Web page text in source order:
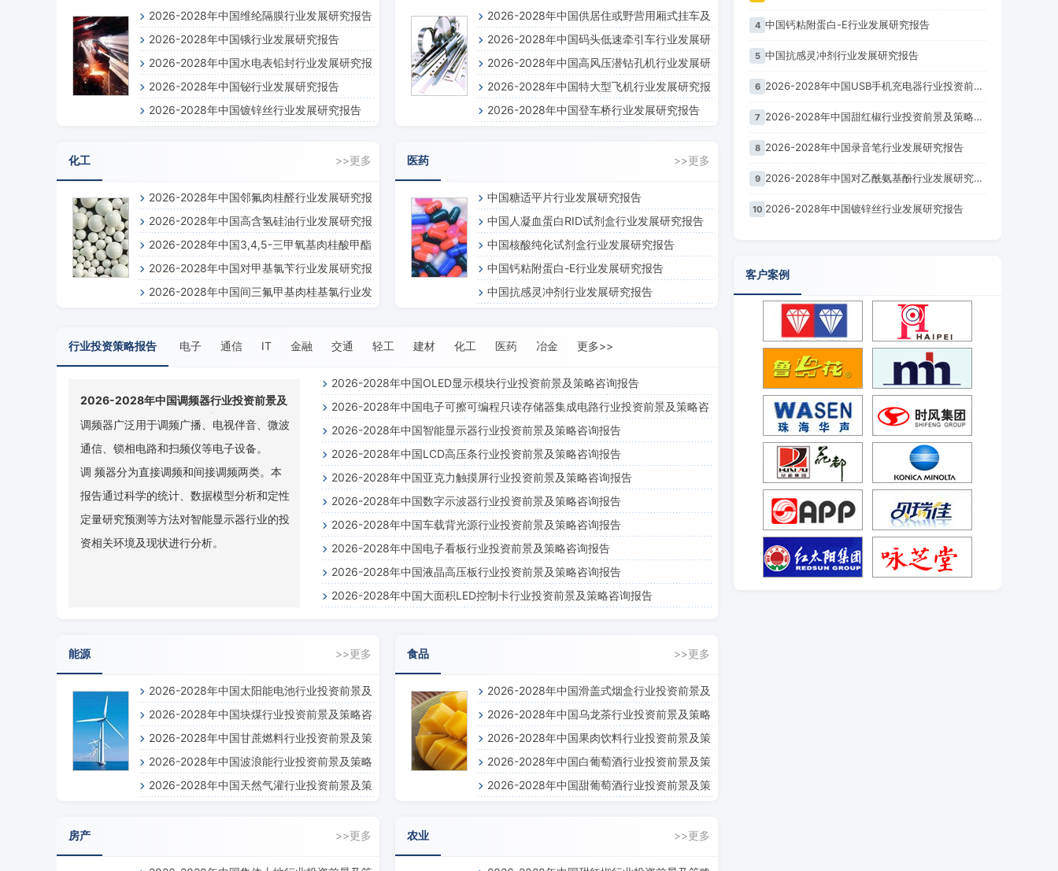
2026-2028年中国维纶隔膜行业发展研究报告
2026-2028年中国锇行业发展研究报告
2026-2028年中国水电表铅封行业发展研究报
告2026-2028年中国铋行业发展研究报告
2026-2028年中国镀锌丝行业发展研究报告
2026-2028年中国供居住或野营用厢式挂车及
半挂车行业发展研究报告
2026-2028年中国码头低速牵引车行业发展研
究报告
2026-2028年中国高风压潜钻孔机行业发展研
究报告
2026-2028年中国特大型飞机行业发展研究报
告2026-2028年中国登车桥行业发展研究报告
>>更多
化工
2026-2028年中国邻氟肉桂醛行业发展研究报
告2026-2028年中国高含氢硅油行业发展研究报
告2026-2028年中国3,4,5-三甲氧基肉桂酸甲酯
行业发展研究报告
2026-2028年中国对甲基氯苄行业发展研究报
告2026-2028年中国间三氟甲基肉桂基氯行业发
>>更多
医药
中国糖适平片行业发展研究报告
中国人凝血蛋白RID试剂盒行业发展研究报告
中国核酸纯化试剂盒行业发展研究报告
中国钙粘附蛋白-E行业发展研究报告
中国抗感灵冲剂行业发展研究报告
行业投资策略报告 电子 通信 IT 金融 交通 轻工 建材 化工 医药 冶金 更多>>
2026-2028年中国调频器行业投资前景及
策略咨询报告
调频器广泛用于调频广播、电视伴音、微波
通信、锁相电路和扫频仪等电子设备。
调 频器分为直接调频和间接调频两类。本
报告通过科学的统计、数据模型分析和定性
定量研究预测等方法对智能显示器行业的投
资相关环境及现状进行分析。
2026-2028年中国OLED显示模块行业投资前景及策略咨询报告
2026-2028年中国电子可擦可编程只读存储器集成电路行业投资前景及策略咨
询报告
2026-2028年中国智能显示器行业投资前景及策略咨询报告
2026-2028年中国LCD高压条行业投资前景及策略咨询报告
2026-2028年中国亚克力触摸屏行业投资前景及策略咨询报告
2026-2028年中国数字示波器行业投资前景及策略咨询报告
2026-2028年中国车载背光源行业投资前景及策略咨询报告
2026-2028年中国电子看板行业投资前景及策略咨询报告
2026-2028年中国液晶高压板行业投资前景及策略咨询报告
2026-2028年中国大面积LED控制卡行业投资前景及策略咨询报告
>>更多
能源
2026-2028年中国太阳能电池行业投资前景及
策略咨询报告
2026-2028年中国块煤行业投资前景及策略咨
询报告
2026-2028年中国甘蔗燃料行业投资前景及策
略咨询报告
2026-2028年中国波浪能行业投资前景及策略
咨询报告
2026-2028年中国天然气灌行业投资前景及策
>>更多
食品
2026-2028年中国滑盖式烟盒行业投资前景及
策略咨询报告
2026-2028年中国乌龙茶行业投资前景及策略
咨询报告
2026-2028年中国果肉饮料行业投资前景及策
略咨询报告
2026-2028年中国白葡萄酒行业投资前景及策
略咨询报告
2026-2028年中国甜葡萄酒行业投资前景及策
>>更多
房产 >>更多
农业
4 中国钙粘附蛋白-E行业发展研究报告
5 中国抗感灵冲剂行业发展研究报告
6 2026-2028年中国USB手机充电器行业投资前景及策略咨询报告
7 2026-2028年中国甜红椒行业投资前景及策略咨询报告
8 2026-2028年中国录音笔行业发展研究报告
9 2026-2028年中国对乙酰氨基酚行业发展研究报告
10 2026-2028年中国镀锌丝行业发展研究报告
客户案例